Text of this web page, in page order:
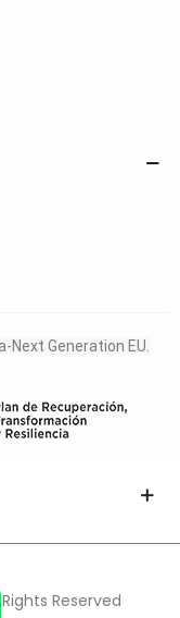
Next Generation EU.
Reserved